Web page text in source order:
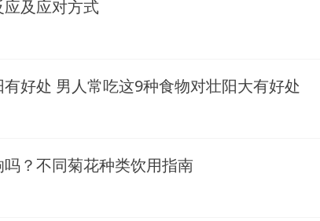
及应对方式
好处 男人常吃这9种食物对壮阳大有好处
？不同菊花种类饮用指南